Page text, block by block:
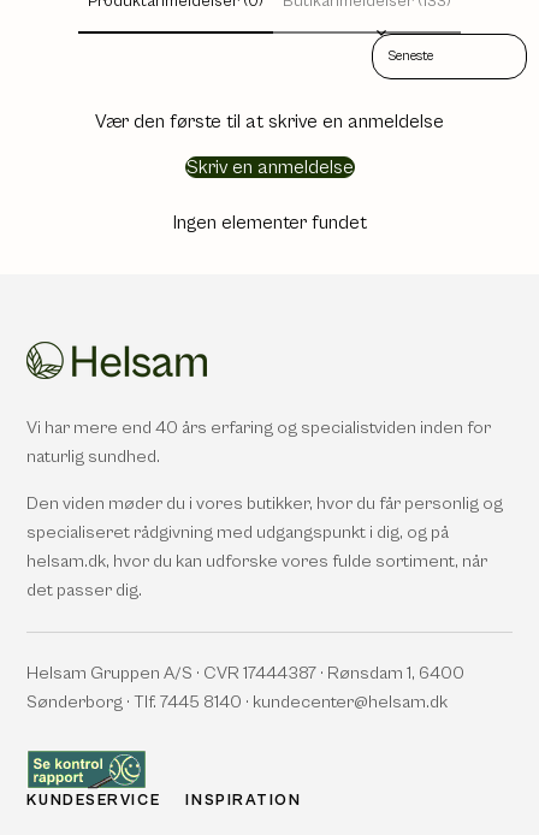
Sort reviews by
Vær den første til at skrive en anmeldelse
Skriv en anmeldelse
Ingen elementer fundet
Vi har mere end 40 års erfaring og specialistviden inden for
naturlig sundhed.
Den viden møder du i vores butikker, hvor du får personlig og
specialiseret rådgivning med udgangspunkt i dig, og på
helsam.dk, hvor du kan udforske vores fulde sortiment, når
det passer dig.
Helsam Gruppen A/S · CVR 17444387 · Rønsdam 1, 6400
Sønderborg · Tlf. 7445 8140 · kundecenter@helsam.dk
KUNDESERVICE INSPIRATION